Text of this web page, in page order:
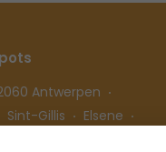
Antwerpen
Sint-Gillis
Elsene